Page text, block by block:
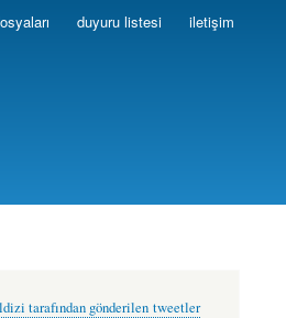
duyuru listesi iletişim
tarafından gönderilen tweetler